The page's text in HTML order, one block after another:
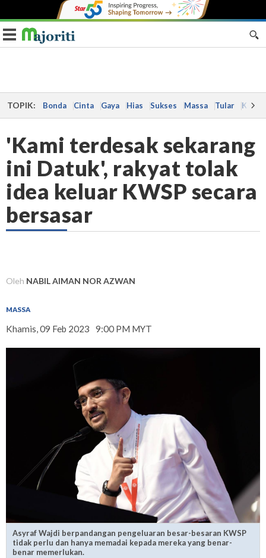
Toggle navigation
TOPIK: Bonda Cinta Gaya Hias Sukses Massa Tular Kes
'Kami terdesak sekarang
ini Datuk', rakyat tolak
idea keluar KWSP secara
bersasar
Oleh NABIL AIMAN NOR AZWAN
MASSA
Khamis, 09 Feb 2023 9:00 PM MYT
Asyraf Wajdi berpandangan pengeluaran besar-besaran KWSP
tidak perlu dan hanya memadai kepada mereka yang benar-
benar memerlukan.